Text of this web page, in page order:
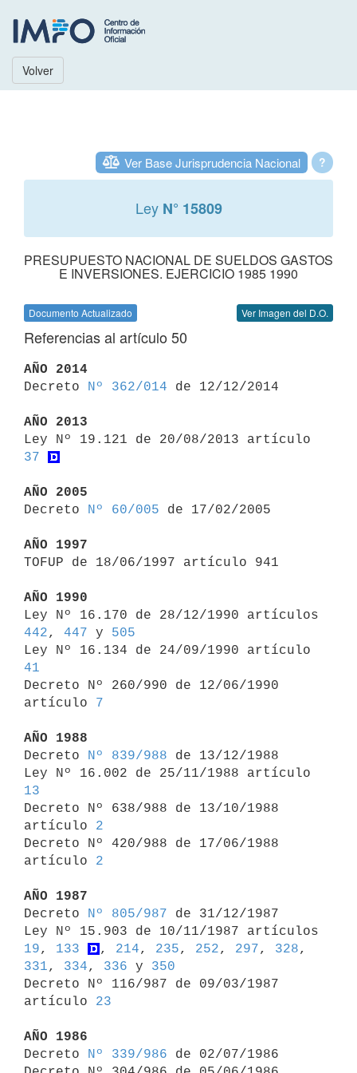
Volver
?
Ver Base Jurisprudencia Nacional
Ley N° 15809
PRESUPUESTO NACIONAL DE SUELDOS GASTOS
E INVERSIONES. EJERCICIO 1985 1990
Documento Actualizado Ver Imagen del D.O.
Referencias al artículo 50
AÑO 2014
Decreto
Nº 362/014 de 12/12/2014
AÑO 2013
37
AÑO 2005
Decreto
Nº 60/005 de 17/02/2005
AÑO 1997
TOFUP de 18/06/1997 artículo 941
AÑO 1990
442, 447 y 505
41
Decreto Nº 260/990 de 12/06/1990
artículo 7
AÑO 1988
Decreto
Nº 839/988 de 13/12/1988
13
Decreto Nº 638/988 de 13/10/1988
artículo 2
Decreto Nº 420/988 de 17/06/1988
artículo 2
AÑO 1987
Decreto
Nº 805/987 de 31/12/1987
19, 133 , 214, 235, 252, 297, 328,
331, 334, 336 y 350
Decreto Nº 116/987 de 09/03/1987
artículo 23
AÑO 1986
Decreto
Nº 339/986 de 02/07/1986